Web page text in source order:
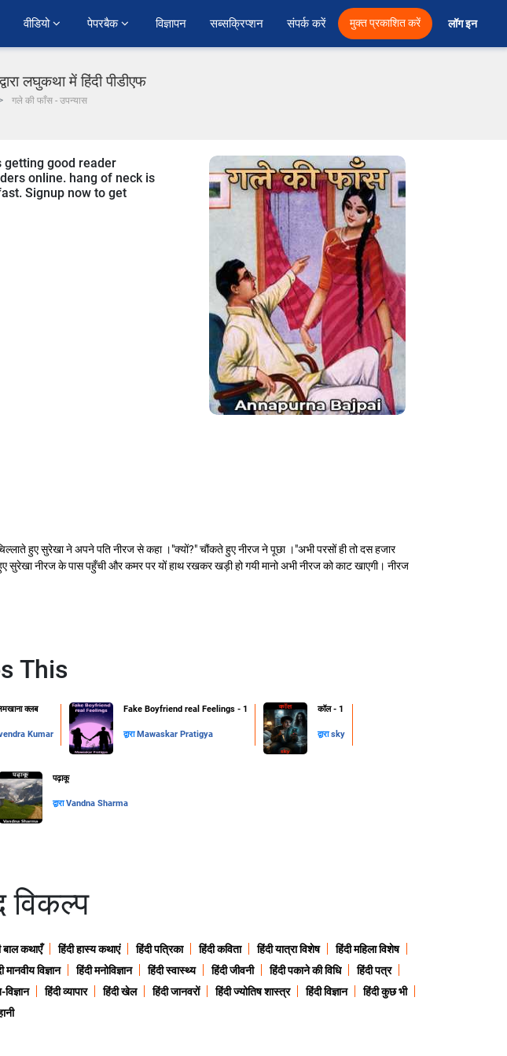
वीडियो पेपरबैक विज्ञापन सब्सक्रिप्शन संपर्क करें मुक्त प्रकाशित करें लॉग इन
लघुकथा में हिंदी पीडीएफ
गले की फाँस - उपन्यास
getting good reader
online. hang of neck is
Signup now to get
हुए सुरेखा ने अपने पति नीरज से कहा ।"क्यों?" चौंकते हुए नीरज ने पूछा ।"अभी परसों ही तो दस हजार
नीरज के पास पहुँची और कमर पर यों हाथ रखकर खड़ी हो गयी मानो अभी नीरज को काट खाएगी। नीरज
This
क्लब
Kumar
Fake Boyfriend real Feelings - 1
द्वारा Mawaskar Pratigya
कॉल - 1
द्वाराsky
पढ़ाकू
द्वाराVandna Sharma
विकल्प
बाल कथाएँ हिंदी हास्य कथाएं हिंदी पत्रिका हिंदी कविता हिंदी यात्रा विशेष
हिंदी महिला विशेष
मानवीय विज्ञान हिंदी मनोविज्ञान हिंदी स्वास्थ्य हिंदी जीवनी हिंदी पकाने की विधि
हिंदी पत्र
हिंदी व्यापार हिंदी खेल हिंदी जानवरों हिंदी ज्योतिष शास्त्र हिंदी विज्ञान
हिंदी कुछ भी